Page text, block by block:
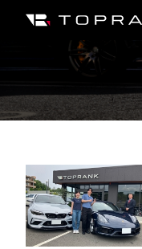
私たちについて
車を買う
アフターサービス
車を売る